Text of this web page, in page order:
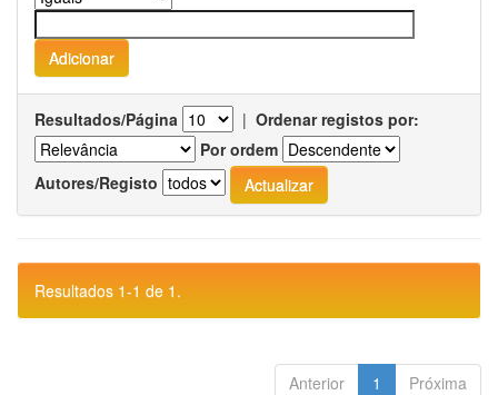
Resultados/Página | Ordenar registos por:
Por ordem
Autores/Registo
Resultados 1-1 de 1.
Anterior 1 Próxima